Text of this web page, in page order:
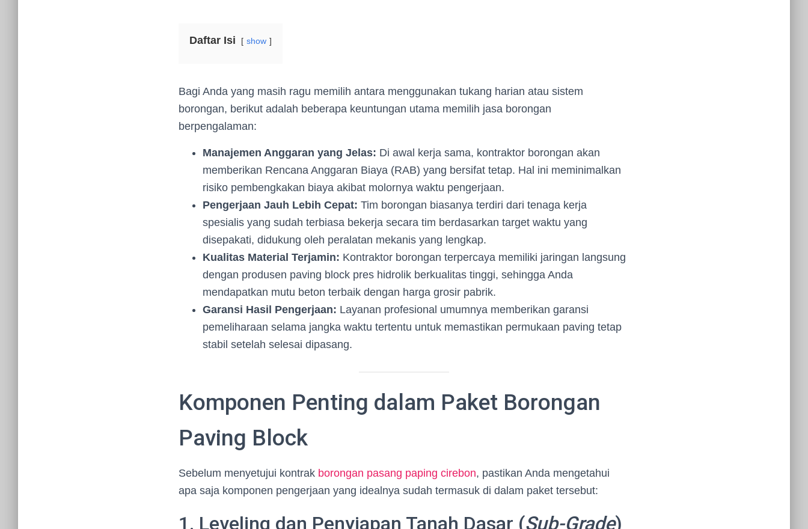
Daftar Isi show
Bagi Anda yang masih ragu memilih antara menggunakan tukang harian atau sistem
borongan, berikut adalah beberapa keuntungan utama memilih jasa borongan
berpengalaman:
Manajemen Anggaran yang Jelas: Di awal kerja sama, kontraktor borongan akan
memberikan Rencana Anggaran Biaya (RAB) yang bersifat tetap. Hal ini meminimalkan
risiko pembengkakan biaya akibat molornya waktu pengerjaan.
Pengerjaan Jauh Lebih Cepat: Tim borongan biasanya terdiri dari tenaga kerja
spesialis yang sudah terbiasa bekerja secara tim berdasarkan target waktu yang
disepakati, didukung oleh peralatan mekanis yang lengkap.
Kualitas Material Terjamin: Kontraktor borongan terpercaya memiliki jaringan langsung
dengan produsen paving block pres hidrolik berkualitas tinggi, sehingga Anda
mendapatkan mutu beton terbaik dengan harga grosir pabrik.
Garansi Hasil Pengerjaan: Layanan profesional umumnya memberikan garansi
pemeliharaan selama jangka waktu tertentu untuk memastikan permukaan paving tetap
stabil setelah selesai dipasang.
Komponen Penting dalam Paket Borongan
Paving Block
Sebelum menyetujui kontrak borongan pasang paping cirebon, pastikan Anda mengetahui
apa saja komponen pengerjaan yang idealnya sudah termasuk di dalam paket tersebut:
1. Leveling dan Penyiapan Tanah Dasar (Sub-Grade)